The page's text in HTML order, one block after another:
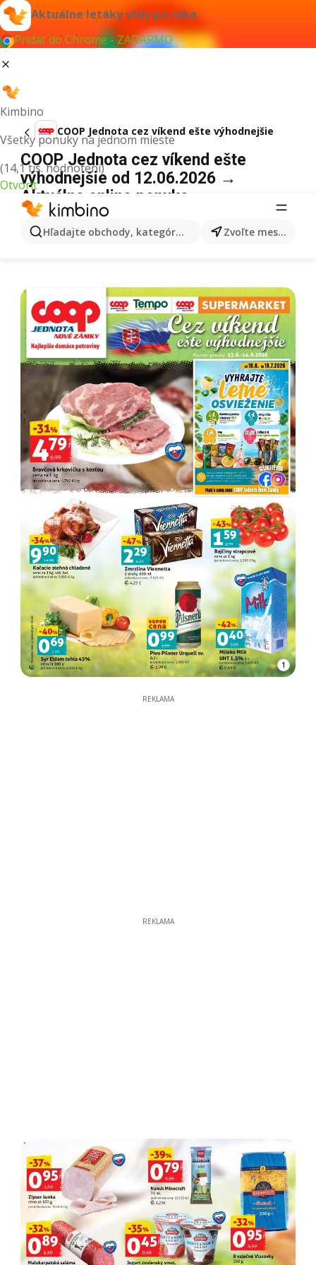
Aktuálne letáky vždy po ruke
Pridať do Chrome - ZADARMO
Kimbino
Všetky ponuky na jednom mieste
(14,1 tis. hodnotení)
Otvoriť
Hľadajte obchody, kategórie, produkty... Zvoľte mesto
COOP Jednota cez víkend ešte výhodnejšie
COOP Jednota cez víkend ešte
výhodnejšie od 12.06.2026 →
Aktuálna online ponuka
1
REKLAMA
REKLAMA